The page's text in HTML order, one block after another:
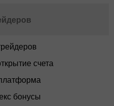
счета
бонусы